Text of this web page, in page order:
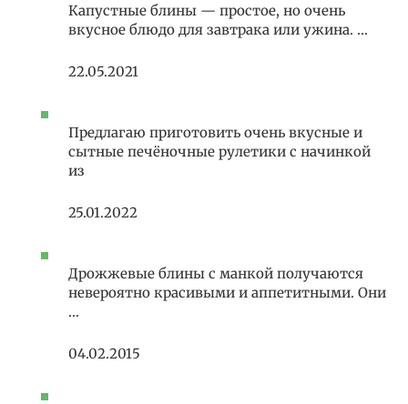
Капустные блины — простое, но очень
вкусное блюдо для завтрака или ужина. …
22.05.2021
Предлагаю приготовить очень вкусные и
сытные печёночные рулетики с начинкой
из
25.01.2022
Дрожжевые блины с манкой получаются
невероятно красивыми и аппетитными. Они
…
04.02.2015